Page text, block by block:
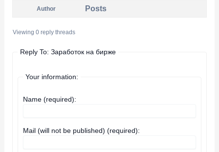
Author Posts
Viewing 0 reply threads
Reply To: Заработок на бирже
Your information:
Name (required):
Mail (will not be published) (required):